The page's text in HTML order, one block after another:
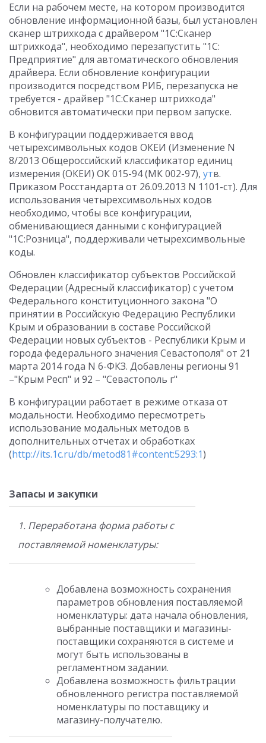
Если на рабочем месте, на котором производится
обновление информационной базы, был установлен
сканер штрихкода с драйвером "1С:Cканер
штрихкода", необходимо перезапустить "1С:
Предприятие" для автоматического обновления
драйвера. Если обновление конфигурации
производится посредством РИБ, перезапуска не
требуется - драйвер "1С:Сканер штрихкода"
обновится автоматически при первом запуске.
В конфигурации поддерживается ввод
четырехсимвольных кодов ОКЕИ (Изменение N
8/2013 Общероссийский классификатор единиц
измерения (ОКЕИ) ОК 015-94 (МК 002-97), утв.
Приказом Росстандарта от 26.09.2013 N 1101-ст). Для
использования четырехсимвольных кодов
необходимо, чтобы все конфигурации,
обменивающиеся данными с конфигурацией
"1С:Розница", поддерживали четырехсимвольные
коды.
Обновлен классификатор субъектов Российской
Федерации (Адресный классификатор) с учетом
Федерального конституционного закона "О
принятии в Российскую Федерацию Республики
Крым и образовании в составе Российской
Федерации новых субъектов - Республики Крым и
города федерального значения Севастополя" от 21
марта 2014 года N 6-ФКЗ. Добавлены регионы 91
–"Крым Респ" и 92 – "Севастополь г"
В конфигурации работает в режиме отказа от
модальности. Необходимо пересмотреть
использование модальных методов в
дополнительных отчетах и обработках
(http://its.1c.ru/db/metod81#content:5293:1)
Запасы и закупки
1. Переработана форма работы с
поставляемой номенклатуры:
Добавлена возможность сохранения
параметров обновления поставляемой
номенклатуры: дата начала обновления,
выбранные поставщики и магазины-
поставщики сохраняются в системе и
могут быть использованы в
регламентном задании.
Добавлена возможность фильтрации
обновленного регистра поставляемой
номенклатуры по поставщику и
магазину-получателю.